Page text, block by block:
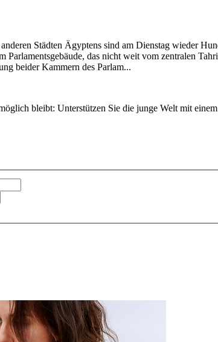
Städten Ägyptens sind am Dienstag wieder
Parlamentsgebäude, das nicht weit vom zentralen
beider Kammern des Parlam...
bleibt: Unterstützen Sie die junge Welt mit